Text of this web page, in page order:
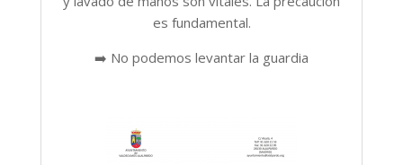
es fundamental.
➡️ No podemos levantar la guardia